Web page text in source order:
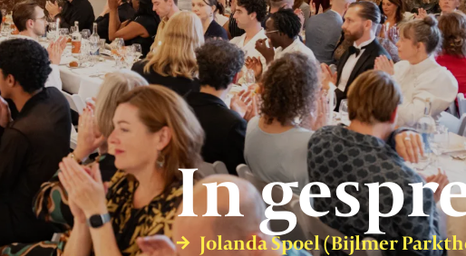
In
Jolanda Spoel (Bijlmer